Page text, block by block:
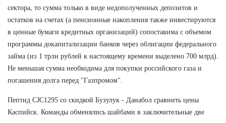
сектора, то сумма только в виде недополученных депозитов и
остатков на счетах (а пенсионные накопления также инвестируются
в ценные бумаги кредитных организаций) сопоставима с объемом
программы докапитализации банков через облигации федерального
займа (из 1 трлн рублей к настоящему времени выделено 700 млрд).
Не меньшая сумма необходима для покупки российского газа и
погашения долга перед "Газпромом".
Пептид CJC1295 со скидкой Бузулук - Данабол сравнить цены
Каспийск. Команды обменялись шайбами в заключительные две